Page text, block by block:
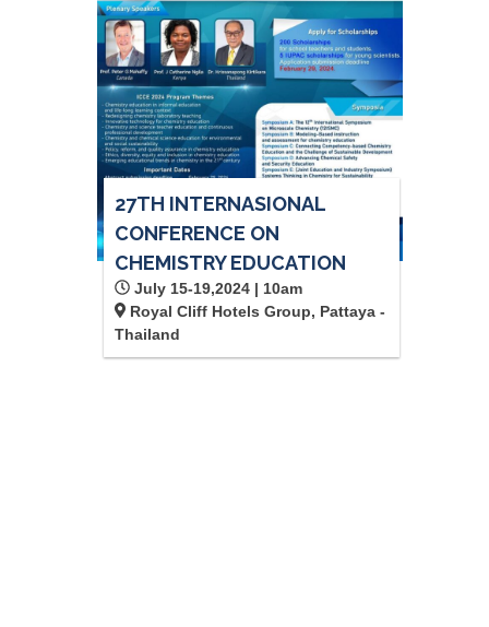
27TH INTERNASIONAL
CONFERENCE ON
CHEMISTRY EDUCATION
July 15-19,2024 | 10am
Royal Cliff Hotels Group, Pattaya -
Thailand